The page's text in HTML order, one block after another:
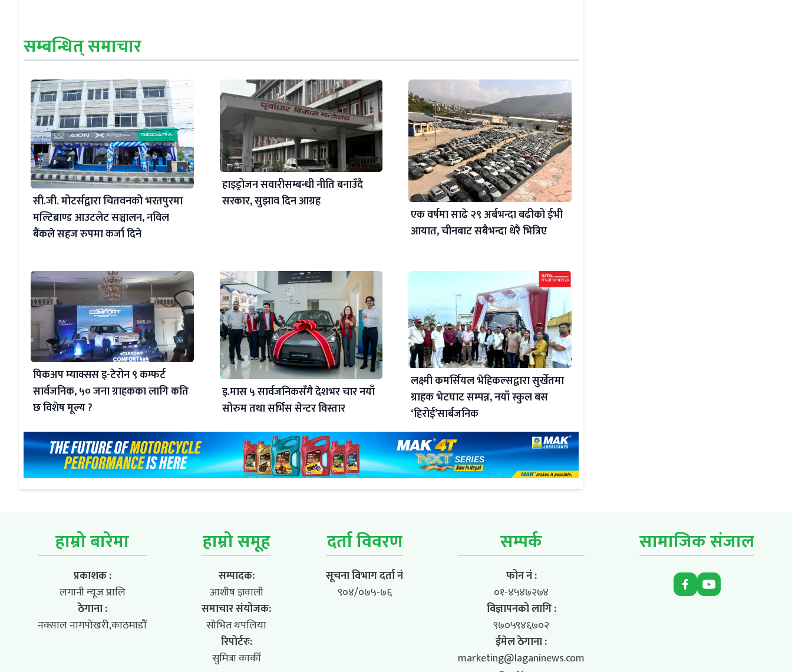
सम्बन्धित् समाचार
सी.जी. मोटर्सद्वारा चितवनको भरतपुरमा
मल्टिब्राण्ड आउटलेट सञ्चालन, नविल
बैंकले सहज रुपमा कर्जा दिने
हाइड्रोजन सवारीसम्बन्धी नीति बनाउँदै
सरकार, सुझाव दिन आग्रह
एक वर्षमा साढे २९ अर्बभन्दा बढीको ईभी
आयात, चीनबाट सबैभन्दा धेरै भित्रिए
पिकअप म्याक्सस इ-टेरोन ९ कम्फर्ट
सार्वजनिक, ५० जना ग्राहकका लागि कति
छ विशेष मूल्य ?
इ.मास ५ सार्वजनिकसँगै देशभर चार नयाँ
सोरुम तथा सर्भिस सेन्टर विस्तार
लक्ष्मी कमर्सियल भेहिकल्सद्वारा सुर्खेतमा
ग्राहक भेटघाट सम्पन्न, नयाँ स्कुल बस
‘हिरोई’सार्बजनिक
हाम्रो बारेमा
प्रकाशक :
लगानी न्यूज प्रालि
ठेगाना :
नक्साल नागपोखरी,काठमाडौं
हाम्रो समूह
सम्पादक:
आशीष ज्ञवाली
समाचार संयोजक:
सोभित थपलिया
रिपोर्टरः:
सुमित्रा कार्की
दर्ता विवरण
सूचना विभाग दर्ता नं
९०४/०७५-७६
सम्पर्क
फोन नं :
०१-४५४७२७४
विज्ञापनको लागि :
९७०५९४६७०२
ईमेल ठेगाना :
marketing@laganinews.com
सामाजिक संजाल